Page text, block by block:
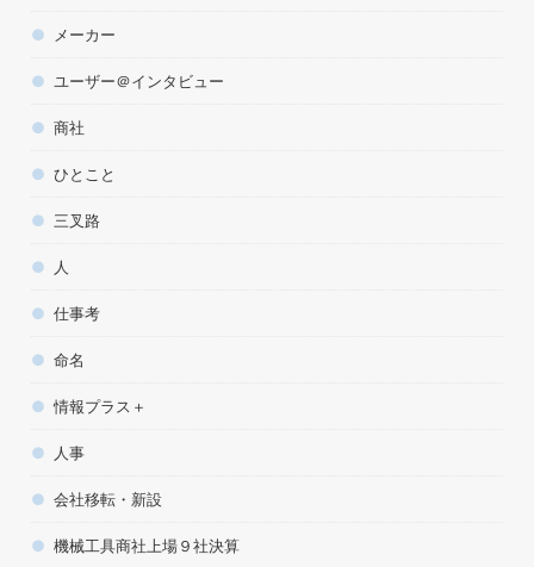
メーカー
ユーザー＠インタビュー
商社
ひとこと
三叉路
人
仕事考
命名
情報プラス＋
人事
会社移転・新設
機械工具商社上場９社決算